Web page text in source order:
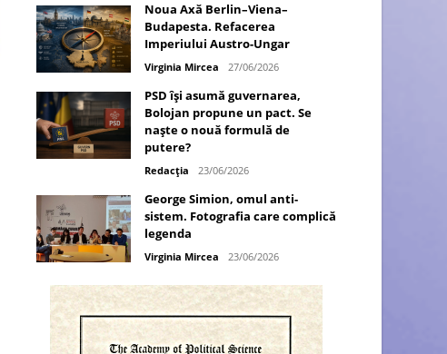
Noua Axă Berlin–Viena–
Budapesta. Refacerea
Imperiului Austro-Ungar
Virginia Mircea 27/06/2026
PSD își asumă guvernarea,
Bolojan propune un pact. Se
naște o nouă formulă de
putere?
Redacția 23/06/2026
George Simion, omul anti-
sistem. Fotografia care complică
legenda
Virginia Mircea 23/06/2026